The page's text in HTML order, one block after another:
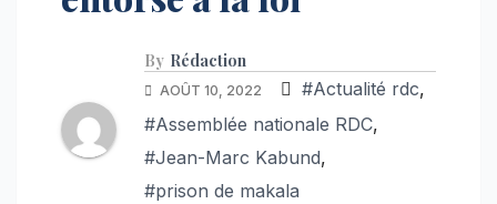
By Rédaction
AOÛT 10, 2022 #Actualité rdc,
#Assemblée nationale RDC,
#Jean-Marc Kabund,
#prison de makala